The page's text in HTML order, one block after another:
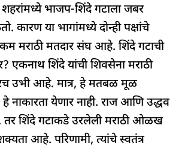
शहरांमध्ये भाजप-शिंदे गटाला जबर
कारण या भागांमध्ये दोन्ही पक्षांचे
मराठी मतदार संघ आहे. शिंदे गटाची
एकनाथ शिंदे यांची शिवसेना मराठी
उभी आहे. मात्र, हे मतबळ मूळ
येणार नाही. राज आणि उद्धव
शिंदे गटाकडे उरलेली मराठी ओळख
आहे. परिणामी, त्यांचे स्वतंत्र